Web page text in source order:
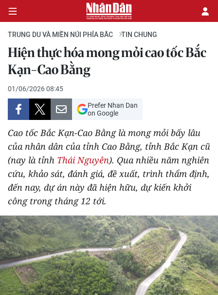
CHÍNH TRỊ
KINH TẾ
VĂN HÓA
XÃ HỘI
PHÁP LUẬT
DU LỊCH
THẾ GIỚI
THỂ THAO
GIÁO DỤC
Y TẾ
TRUNG DU VÀ MIỀN NÚI PHÍA BẮC TIN CHUNG
Hiện thực hóa mong mỏi cao tốc Bắc
Kạn-Cao Bằng
01/06/2026 08:45
Prefer Nhan Dan
on Google
Cao tốc Bắc Kạn-Cao Bằng là mong mỏi bấy lâu
của nhân dân của tỉnh Cao Bằng, tỉnh Bắc Kạn cũ
(nay là tỉnh Thái Nguyên). Qua nhiều năm nghiên
cứu, khảo sát, đánh giá, đề xuất, trình thẩm định,
đến nay, dự án này đã hiện hữu, dự kiến khởi
công trong tháng 12 tới.